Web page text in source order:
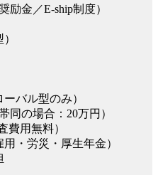
励金／E-ship制度）
バル型のみ）
同の場合：20万円）
費用無料）
・労災・厚生年金）